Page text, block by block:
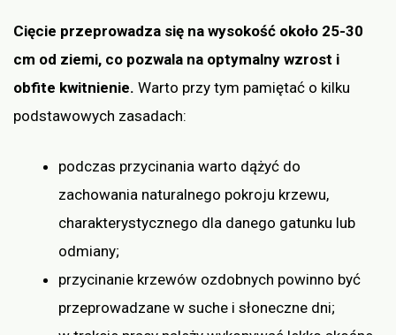
Cięcie przeprowadza się na wysokość około 25-30
cm od ziemi, co pozwala na optymalny wzrost i
obfite kwitnienie. Warto przy tym pamiętać o kilku
podstawowych zasadach:
podczas przycinania warto dążyć do
zachowania naturalnego pokroju krzewu,
charakterystycznego dla danego gatunku lub
odmiany;
przycinanie krzewów ozdobnych powinno być
przeprowadzane w suche i słoneczne dni;